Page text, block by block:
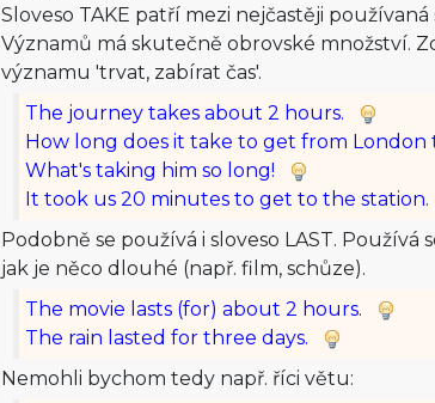
Sloveso TAKE patří mezi nejčastěji používaná
Významů má skutečně obrovské množství.
významu 'trvat, zabírat čas'.
The journey takes about 2 hours.
How long does it take to get from London
What's taking him so long!
It took us 20 minutes to get to the station.
Podobně se používá i sloveso LAST. Používá
jak je něco dlouhé (např. film, schůze).
The movie lasts (for) about 2 hours.
The rain lasted for three days.
Nemohli bychom tedy např. říci větu: